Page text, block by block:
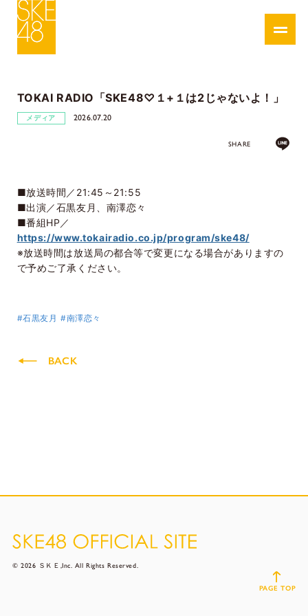
TOKAI RADIO「SKE48♡１+１は2じゃないよ！」
メディア 2026.07.20
SHARE
■放送時間／21:45～21:55
■出演／石黒友月、南澤恋々
■番組HP／
https://www.tokairadio.co.jp/program/ske48/
※放送時間は放送局の都合等で変更になる場合がありますの
で予めご了承ください。
#石黒友月 #南澤恋々
BACK
© 2026 ＳＫＥ,Inc. All Rights Reserved.
PAGE TOP